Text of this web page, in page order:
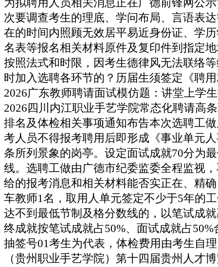
为拟聘用人员相关消息正在广德前锋网公
次要调查考生的理底、学问布局、言语表
在的时间内照顾无效居平易近身份证、学
名表等报名相关材料原件及复印件到指定
按照法式和时限，因考生德律风无法联络
时加入选聘各环节的？历届生须签定《聘
2026广东教师聘请面试模仿题：讲堂上学
2026四川内江职业手艺学院常态化聘请高
排名及体检相关事项通知布告本次选聘工
考人员不得报考聘用后即形成《事业单元
条所列景象的岗亭。设定面试成就70分为
线。选聘工做由广德市纪委监委全程监视
给的报考消息和相关材料能否实正在、精
车教师1名，取用人单元签定不少于5年的
达不到最低节制及格分数线的，以笔试成
终成就按笔试成就占50%、面试成就占
抽签号01考生为代表，体检费用由考生自
（贵州职业手艺学院）第十四届贵州人才